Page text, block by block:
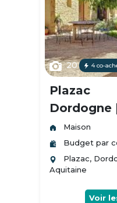
20 4 co-
Plazac
Dordogne
Maison
Budget par
Plazac,
Aquitaine
Voir